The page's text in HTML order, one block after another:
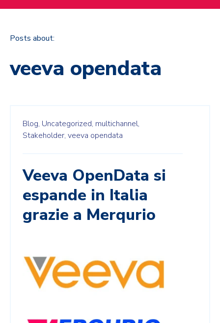
Posts about:
veeva opendata
Blog, Uncategorized, multichannel,
Stakeholder, veeva opendata
Veeva OpenData si
espande in Italia
grazie a Merqurio